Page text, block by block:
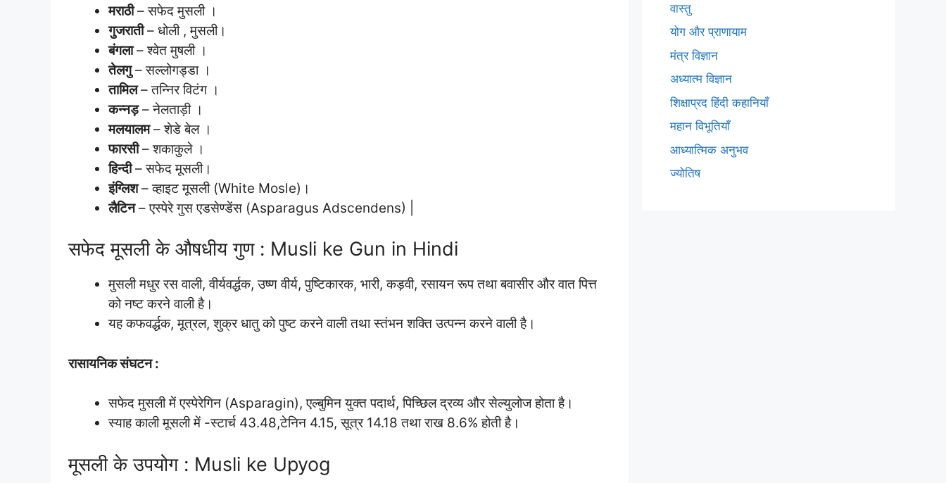
मराठी– सफेद मुसली ।
गुजराती– धोली , मुसली।
बंगला– श्वेत मुषली ।
तेलगु– सल्लोगड्डा ।
तामिल– तन्निर विटंग ।
कन्नड़– नेलताड़ी ।
मलयालम– शेडे बेल ।
फारसी– शकाकुले ।
हिन्दी– सफेद मूसली।
इंग्लिश– व्हाइट मूसली (White Mosle)।
लैटिन– एस्पेरे गुस एडसेण्डेंस (Asparagus Adscendens) |
सफेद मूसली के औषधीय गुण : Musli ke Gun in Hindi
मुसली मधुर रस वाली, वीर्यवर्द्धक, उष्ण वीर्य, पुष्टिकारक, भारी, कड़वी, रसायन रूप तथा बवासीर और वात पित्त
को नष्ट करने वाली है।
यह कफवर्द्धक, मूत्रल, शुक्र धातु को पुष्ट करने वाली तथा स्तंभन शक्ति उत्पन्न करने वाली है।
रासायनिक संघटन :
सफेद मुसली में एस्पेरेगिन (Asparagin), एल्बुमिन युक्त पदार्थ, पिच्छिल द्रव्य और सेल्युलोज होता है।
स्याह काली मूसली में -स्टार्च 43.48,टेनिन 4.15, सूत्र 14.18 तथा राख 8.6% होती है।
मूसली के उपयोग : Musli ke Upyog
वास्तु
योग और प्राणायाम
मंत्र विज्ञान
अध्यात्म विज्ञान
शिक्षाप्रद हिंदी कहानियाँ
महान विभूतियाँ
आध्यात्मिक अनुभव
ज्योतिष